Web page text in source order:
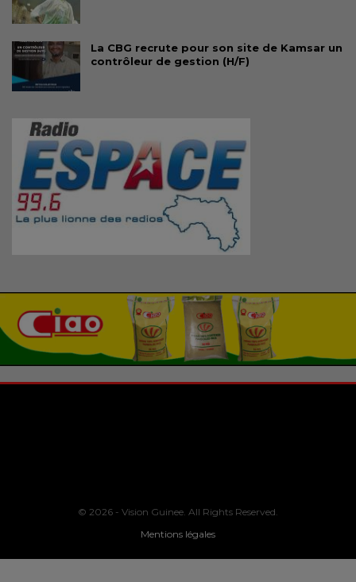
La CBG recrute pour son site de Kamsar un
contrôleur de gestion (H/F)
© 2026 - Vision Guinee. All Rights Reserved.
Mentions légales